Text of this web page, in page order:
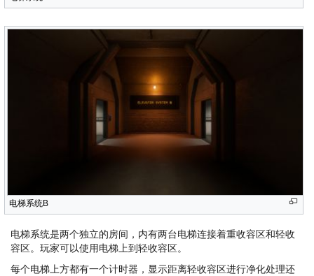
电梯系统B
电梯系统是两个独立的房间，内有两台电梯连接着重收容区和轻收
容区。玩家可以使用电梯上到轻收容区。
每个电梯上方都有一个计时器，显示距离轻收容区进行净化处理还